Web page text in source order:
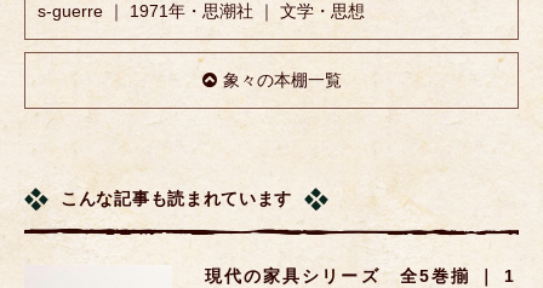
s-guerre ｜ 1971年・思潮社 ｜ 文学・思想
象々の本棚一覧
こんな記事も読まれています
現代の家具シリーズ 全5巻揃 ｜ 1